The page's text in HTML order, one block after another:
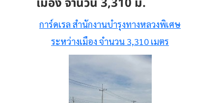
เมือง จำนวน 3,310 ม.
การ์ดเรล สำนักงานบำรุงทางหลวงพิเศษ
ระหว่างเมือง จำนวน 3,310 เมตร